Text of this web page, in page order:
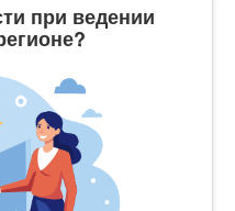
при ведении